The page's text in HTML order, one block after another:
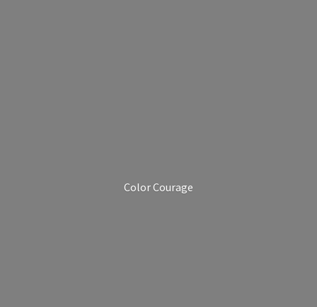
Color Courage